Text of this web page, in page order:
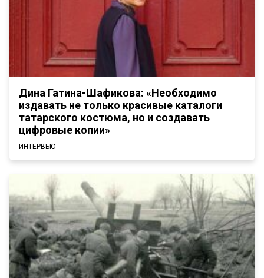
Дина Гатина-Шафикова: «Необходимо
издавать не только красивые каталоги
татарского костюма, но и создавать
цифровые копии»
ИНТЕРВЬЮ